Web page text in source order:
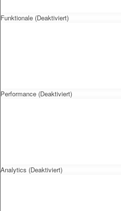
Funktionale (Deaktiviert)
Performance (Deaktiviert)
Analytics (Deaktiviert)